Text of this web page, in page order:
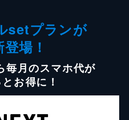
setプランが
登場！
毎月のスマホ代が
お得に！